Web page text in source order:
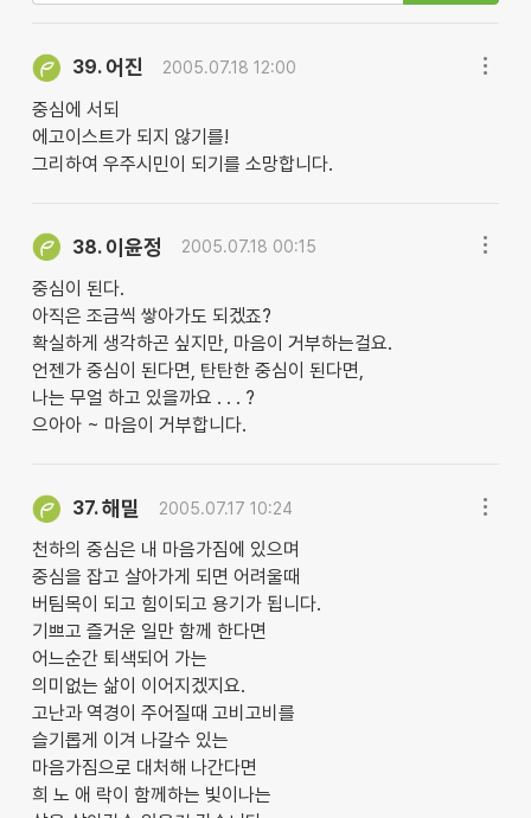
39. 어진 2005.07.18 12:00
중심에 서되
에고이스트가 되지 않기를!
그리하여 우주시민이 되기를 소망합니다.
38. 이윤정 2005.07.18 00:15
중심이 된다.
아직은 조금씩 쌓아가도 되겠죠?
확실하게 생각하곤 싶지만, 마음이 거부하는걸요.
언젠가 중심이 된다면, 탄탄한 중심이 된다면,
나는 무얼 하고 있을까요 . . . ?
으아아 ~ 마음이 거부합니다.
37.해밀 2005.07.17 10:24
천하의 중심은 내 마음가짐에 있으며
중심을 잡고 살아가게 되면 어려울때
버팀목이 되고 힘이되고 용기가 됩니다.
기쁘고 즐거운 일만 함께 한다면
어느순간 퇴색되어 가는
의미없는 삶이 이어지겠지요.
고난과 역경이 주어질때 고비고비를
슬기롭게 이겨 나갈수 있는
마음가짐으로 대처해 나간다면
희 노 애 락이 함께하는 빛이나는